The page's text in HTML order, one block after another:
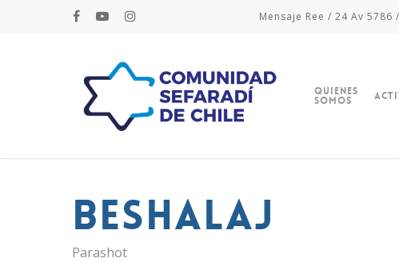
Mensaje Ree / 24 Av
Quienes
Somos
Beshalaj
Parashot